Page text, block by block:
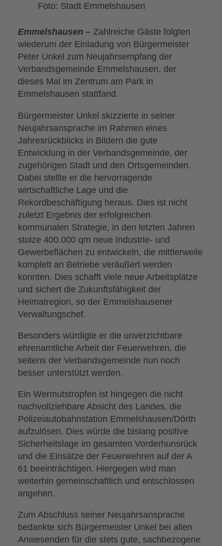
Foto: Stadt Emmelshausen
Emmelshausen – Zahlreiche Gäste folgten
wiederum der Einladung von Bürgermeister
Peter Unkel zum Neujahrsempfang der
Verbandsgemeinde Emmelshausen, der
dieses Mal im Zentrum am Park in
Emmelshausen stattfand.
Bürgermeister Unkel skizzierte in seiner
Neujahrsansprache im Rahmen eines
Jahresrückblicks in Bildern die gute
Entwicklung in der Verbandsgemeinde, der
zugehörigen Stadt und den Ortsgemeinden.
Dabei stellte er die hervorragende
wirtschaftliche Lage und die
Rekordbeschäftigung heraus. Dies ist nicht
zuletzt Ergebnis der erfolgreichen
kommunalen Strategie, in den letzten Jahren
stolze 400.000 qm neue Industrie- und
Gewerbeflächen zu entwickeln, die mittlerweile
komplett an Betriebe veräußert werden
konnten. Dies schafft viele neue Arbeitsplätze
und sichert die Zukunftsfähigkeit der
Heimatregion, so der Emmelshausener
Verwaltungschef.
Besonders würdigte er die unverzichtbare
ehrenamtliche Arbeit der Feuerwehren, die
seitens der Verbandsgemeinde nun noch
besser unterstützt werden.
Ein Wermutstropfen ist hingegen die nicht
nachvollziehbare Absicht des Landes, die
Polizeiautobahnstation Emmelshausen/Dörth
aufzulösen. Dies würde die bislang positive
Sicherheitslage im gesamten Vorderhunsrück
und die Einsätze der Feuerwehren auf der A
61 beeinträchtigen. Hiergegen wird man
weiterhin gemeinschaftlich und entschlossen
angehen.
Zum Abschluss seiner Neujahrsansprache
bedankte sich Bürgermeister Unkel bei allen
Anwesenden für die stets gute, sachbezogene